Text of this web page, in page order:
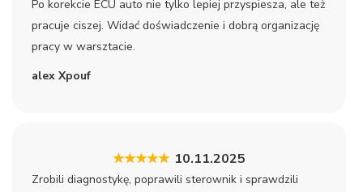
Po korekcie ECU auto nie tylko lepiej przyspiesza, ale też
pracuje ciszej. Widać doświadczenie i dobrą organizację
pracy w warsztacie.
alex Xpouf
★★★★★ 10.11.2025
Zrobili diagnostykę, poprawili sterownik i sprawdzili